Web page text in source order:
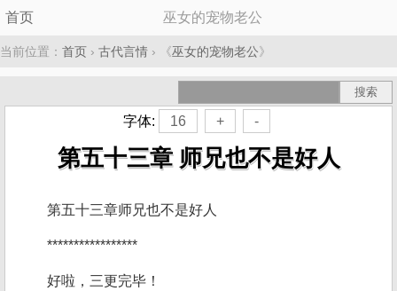
首页 巫女的宠物老公
当前位置： 首页 › 古代言情 › 《巫女的宠物老公》
字体: 16 + -
第五十三章 师兄也不是好人
第五十三章师兄也不是好人
*****************
好啦，三更完毕！